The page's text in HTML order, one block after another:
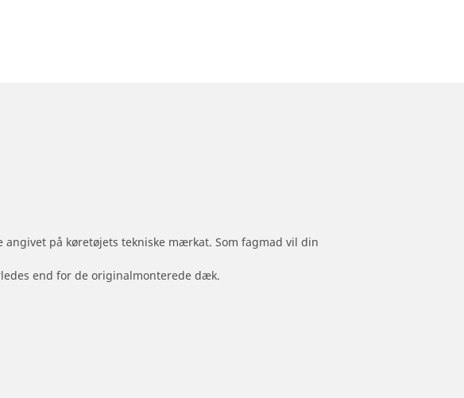
på køretøjets tekniske mærkat. Som fagmad vil din
end for de originalmonterede dæk.